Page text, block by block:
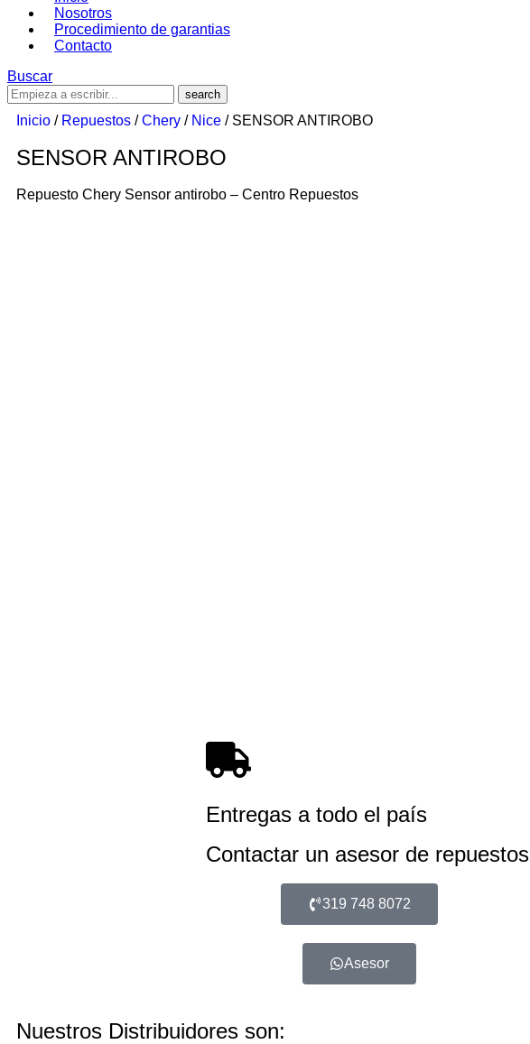
Nosotros
Procedimiento de garantias
Contacto
Buscar
Inicio / Repuestos /Chery / Nice / SENSOR ANTIROBO
SENSOR ANTIROBO
Repuesto Chery Sensor antirobo – Centro Repuestos
Entregas a todo el país
Contactar un asesor de repuestos
319 748 8072
Asesor
Nuestros Distribuidores son: